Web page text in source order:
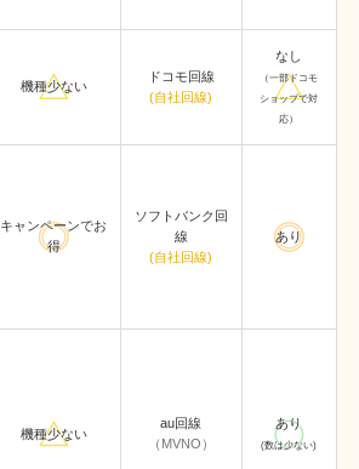
機種少ない
ドコモ回線
(自社回線)
なし
（一部ドコモ
ショップで対
応）
キャンペーンでお
得
ソフトバンク回
線
(自社回線)
あり
機種少ない
au回線
（MVNO）
あり
(数は少ない)